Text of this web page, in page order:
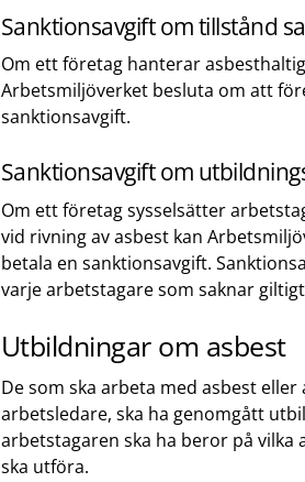
Sanktionsavgift om tillstånd
Om ett företag hanterar
Arbetsmiljöverket besluta om att
sanktionsavgift.
Sanktionsavgift om
Om ett företag sysselsätter
vid rivning av asbest kan
betala en sanktionsavgift.
varje arbetstagare som saknar
Utbildningar om asbest
De som ska arbeta med asbest
arbetsledare, ska ha genomgått
arbetstagaren ska ha beror på
ska utföra.